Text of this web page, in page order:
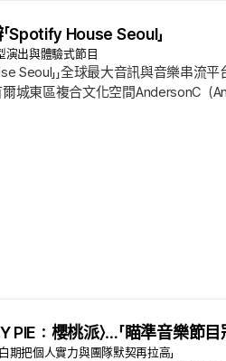
House Seoul」
演出與體驗式節目
Seoul」」全球最大音訊與音樂串流
城東區複合文化空間AndersonC（
：櫻桃派〉…「瞄準音樂節目
期把個人實力與團隊默契再拉高」